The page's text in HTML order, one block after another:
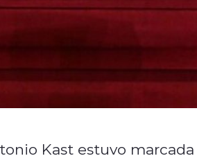
Kast estuvo